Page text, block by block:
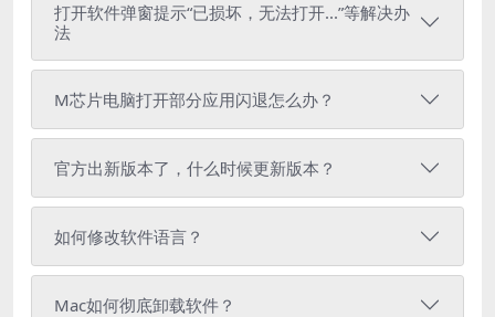
打开软件弹窗提示“已损坏，无法打开...”等解决办
法
M芯片电脑打开部分应用闪退怎么办？
官方出新版本了，什么时候更新版本？
如何修改软件语言？
Mac如何彻底卸载软件？